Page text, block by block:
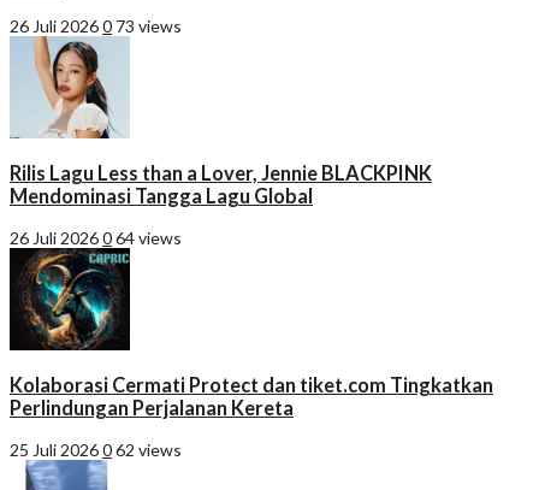
26 Juli 20260 73 views
Rilis Lagu Less than a Lover, Jennie BLACKPINK
Mendominasi Tangga Lagu Global
26 Juli 2026064 views
Kolaborasi Cermati Protect dan tiket.com Tingkatkan
Perlindungan Perjalanan Kereta
25 Juli 2026062 views